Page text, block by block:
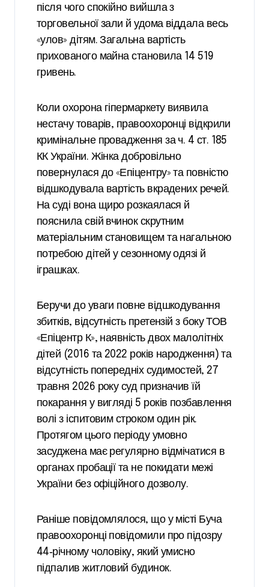
після чого спокійно вийшла з
торговельної зали й удома віддала весь
«улов» дітям. Загальна вартість
прихованого майна становила 14 519
гривень.
Коли охорона гіпермаркету виявила
нестачу товарів, правоохоронці відкрили
кримінальне провадження за ч. 4 ст. 185
КК України. Жінка добровільно
повернулася до «Епіцентру» та повністю
відшкодувала вартість вкрадених речей.
На суді вона щиро розкаялася й
пояснила свій вчинок скрутним
матеріальним становищем та нагальною
потребою дітей у сезонному одязі й
іграшках.
Беручи до уваги повне відшкодування
збитків, відсутність претензій з боку ТОВ
«Епіцентр К», наявність двох малолітніх
дітей (2016 та 2022 років народження) та
відсутність попередніх судимостей, 27
травня 2026 року суд призначив їй
покарання у вигляді 5 років позбавлення
волі з іспитовим строком один рік.
Протягом цього періоду умовно
засуджена має регулярно відмічатися в
органах пробації та не покидати межі
України без офіційного дозволу.
Раніше повідомлялося, що у місті Буча
правоохоронці повідомили про підозру
44‑річному чоловіку, який умисно
підпалив житловий будинок.